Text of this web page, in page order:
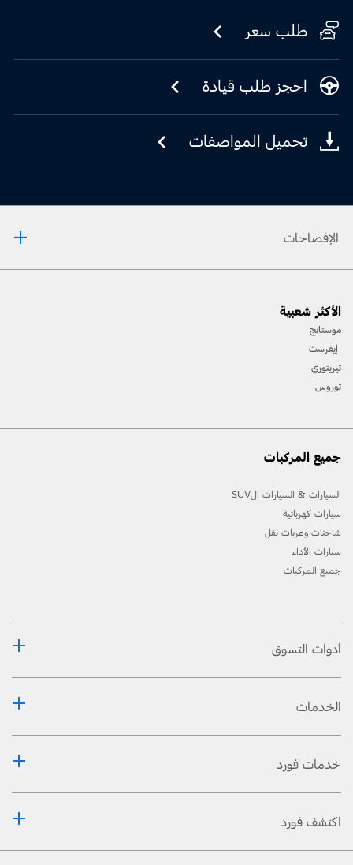
طلب سعر
احجز طلب قيادة
تحميل المواصفات
الإفصاحات
نتيجة قيادة غير ملائمة للظّروف الرّاهنة. كما يمكن أن تتسبّب القيادة بقساوة على أيّ نوع من الطّرقات
بفقدان السّيطرة على مركبتك، ما يزيد من خطر الإصابة الشخصيّة أو إلحاق الضّرر بالمركبة.
ملاحظة: يتمّ إيقاف تشغيل نظام المساعدة قبل الإصطدام عند استخدام تطبيق
الأكثر شعبية
موستانج
إيفرست
تيريتوري
توروس
جميع المركبات
السيارات & السيارات الSUV
سيارات كهربائية
شاحنات وعربات نقل
سيارات الأداء
جميع المركبات
أدوات التسوق
الخدمات
خدمات فورد
اكتشف فورد